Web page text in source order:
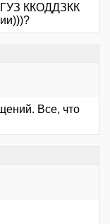
ГУЗ ККОДДЗКК
Все, что